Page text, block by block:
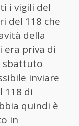
i vigili del
del 118 che
della
era priva di
sbattuto
inviare
118 di
quindi è
in